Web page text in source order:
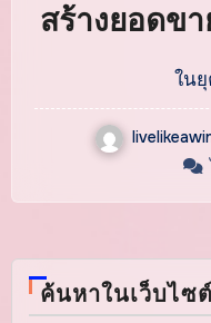
สร้างยอดข
ใน
ค้นหาในเว็บไซต์